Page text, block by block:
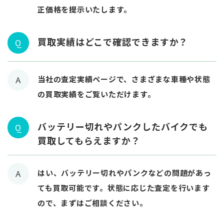
正価格を提示いたします。
Q 買取実績はどこで確認できますか？
A
当社の査定実績ページで、さまざまな車種や状態
の買取実績をご覧いただけます。
Q
バッテリー切れやパンクしたバイクでも
買取してもらえますか？
A
はい、バッテリー切れやパンクなどの問題があっ
ても買取可能です。状態に応じた査定を行います
ので、まずはご相談ください。